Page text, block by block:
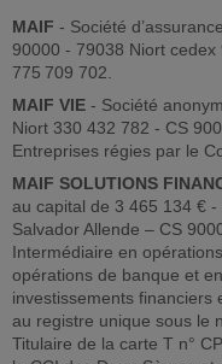
MAIF - Société
90000 - 79038 Niort
775 709 702.
MAIF VIE - Société
Niort 330 432 782 - CS
Entreprises régies par le
MAIF SOLUTIONS
au capital de 3 465 134 €
Salvador Allende – CS
Intermédiaire en
opérations de banque et
investissements financiers
au registre unique sous le
Titulaire de la carte T n°